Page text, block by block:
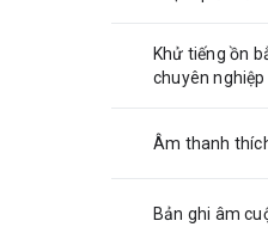
Khử tiếng ồn
chuyên nghiệp
Âm thanh
Bản ghi âm